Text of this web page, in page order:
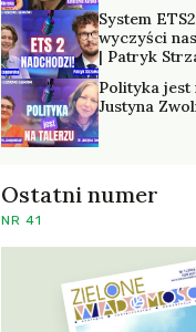
System
wyczyści
| Patryk
Polityka jest
Justyna
Ostatni numer
NR 41